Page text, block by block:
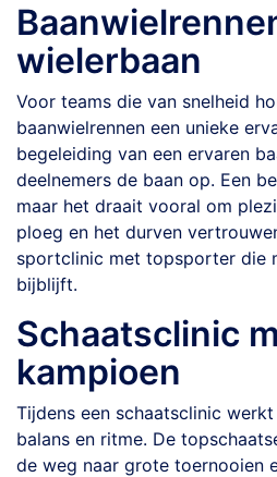
wielerbaan
Voor teams die van snelheid
baanwielrennen een unieke
begeleiding van een ervaren
deelnemers de baan op. Een
maar het draait vooral om
ploeg en het durven
sportclinic met topsporter die
bijblijft.
Schaatsclinic
kampioen
Tijdens een schaatsclinic
balans en ritme. De
de weg naar grote toernooien